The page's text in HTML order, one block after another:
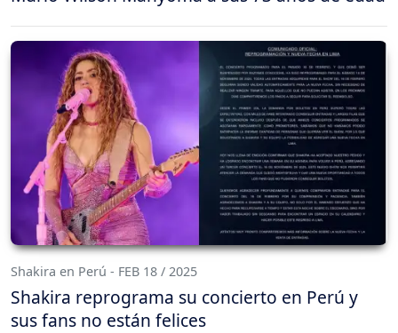
Shakira en Perú - FEB 18 / 2025
Shakira reprograma su concierto en Perú y
sus fans no están felices